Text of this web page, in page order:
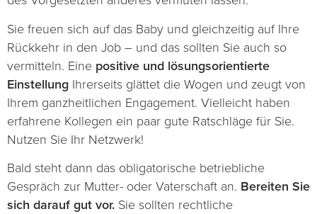
Sie freuen sich auf das Baby und gleichzeitig auf Ihre
Rückkehr in den Job – und das sollten Sie auch so
vermitteln. Eine positive und lösungsorientierte
Einstellung Ihrerseits glättet die Wogen und zeugt von
Ihrem ganzheitlichen Engagement. Vielleicht haben
erfahrene Kollegen ein paar gute Ratschläge für Sie.
Nutzen Sie Ihr Netzwerk!
Bald steht dann das obligatorische betriebliche
Gespräch zur Mutter- oder Vaterschaft an. Bereiten Sie
sich darauf gut vor. Sie sollten rechtliche